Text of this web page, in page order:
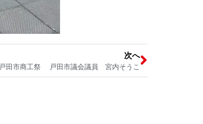
次へ
戸田市商工祭 戸田市議会議員 宮内そうこ